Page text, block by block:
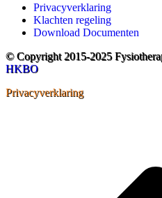
Privacyverklaring
Klachten regeling
Download Documenten
© Copyright 2015-2025
HKBO
Privacyverklaring